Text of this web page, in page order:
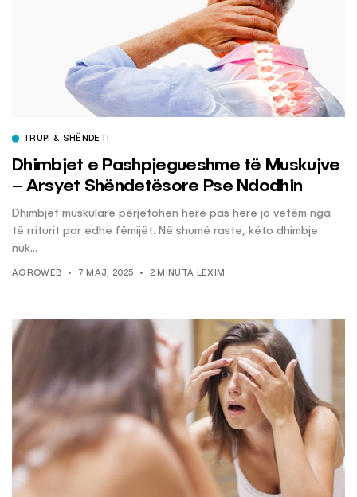
TRUPI & SHËNDETI
Dhimbjet e Pashpjegueshme të Muskujve
– Arsyet Shëndetësore Pse Ndodhin
Dhimbjet muskulare përjetohen herë pas here jo vetëm nga
të rriturit por edhe fëmijët. Në shumë raste, këto dhimbje
nuk...
AGROWEB 7 MAJ, 2025 2 MINUTA LEXIM